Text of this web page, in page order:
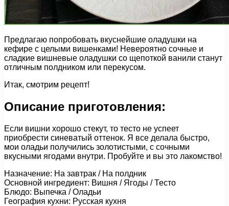
Предлагаю попробовать вкуснейшие оладушки на
кефире с целыми вишенками! Невероятно сочные и
сладкие вишневые оладушки со щепоткой ванили станут
отличным полдником или перекусом.
Итак, смотрим рецепт!
Описание приготовления:
Если вишни хорошо стекут, то тесто не успеет
приобрести синеватый оттенок. Я все делала быстро,
мои оладьи получились золотистыми, с сочными
вкусными ягодами внутри. Пробуйте и вы это лакомство!
Назначение: На завтрак / На полдник
Основной ингредиент: Вишня / Ягоды / Тесто
Блюдо: Выпечка / Оладьи
География кухни: Русская кухня